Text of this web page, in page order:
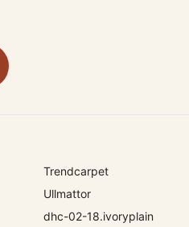
Trendcarpet
Ullmattor
dhc-02-18.ivoryplain